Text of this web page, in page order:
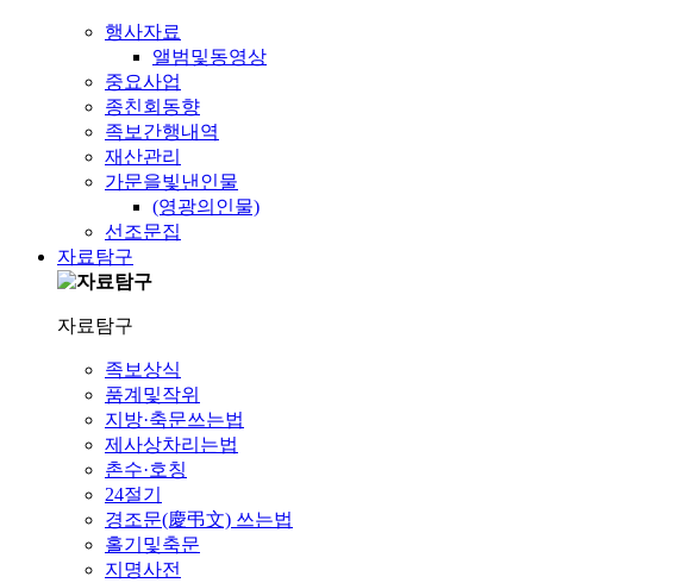
행사자료
앨범및동영상
중요사업
종친회동향
족보간행내역
재산관리
가문을빛낸인물
(영광의인물)
선조문집
자료탐구
자료탐구
족보상식
품계및작위
지방·축문쓰는법
제사상차리는법
촌수·호칭
24절기
경조문(慶弔文) 쓰는법
홀기및축문
지명사전